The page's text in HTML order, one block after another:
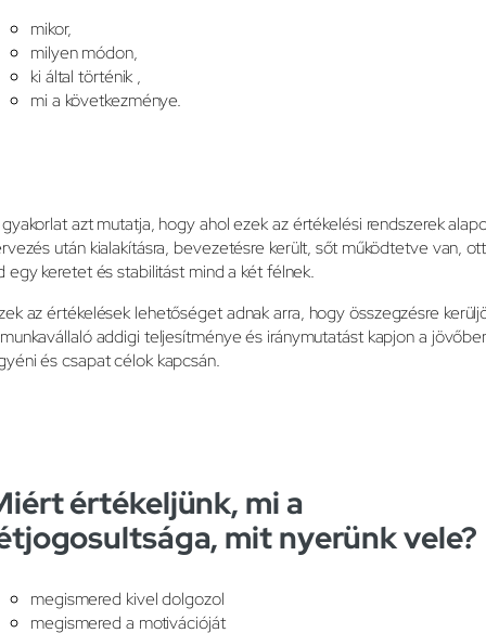
mikor,
milyen módon,
ki által történik ,
mi a következménye.
azt mutatja, hogy ahol ezek az értékelési rendszerek
után kialakításra, bevezetésre került, sőt működtetve van, ott
egy keretet és stabilitást mind a két félnek.
az értékelések lehetőséget adnak arra, hogy összegzésre
addigi teljesítménye és iránymutatást kapjon a
és csapat célok kapcsán.
értékeljünk, mi a
mit nyerünk vele?
megismered kivel dolgozol
megismered a motivációját